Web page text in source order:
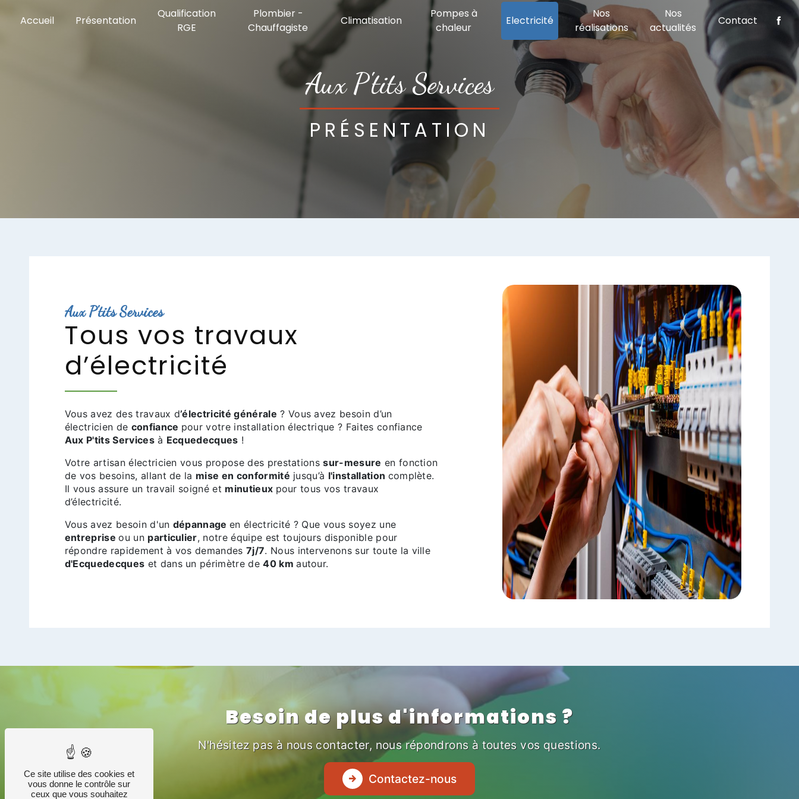
Accueil Présentation
Qualification
RGE
Plombier -
Chauffagiste
Climatisation
Pompes à
chaleur
Electricité
Nos
réalisations
Nos
actualités
Contact
Aux P'tits Services
PRÉSENTATION
Aux P'tits Services
Tous vos travaux
d’électricité
Vous avez des travaux d’électricité générale ? Vous avez besoin d’un
électricien de confiance pour votre installation électrique ? Faites confiance
Aux P'tits Servicesà Ecquedecques !
Votre artisan électricien vous propose des prestationssur-mesure en fonction
de vos besoins, allant de la mise en conformité jusqu’à l'installation complète.
Il vous assure un travail soigné et minutieux pour tous vos travaux
d’électricité.
Vous avez besoin d'un dépannageen électricité ? Que vous soyez une
entrepriseou un particulier, notre équipe est toujours disponible pour
répondre rapidement à vos demandes 7j/7. Nous intervenons sur toute la ville
d'Ecquedecques et dans un périmètre de40 kmautour.
Besoin de plus d'informations ?
N'hésitez pas à nous contacter, nous répondrons à toutes vos questions.
Contactez-nous
Ce site utilise des cookies et
vous donne le contrôle sur
ceux que vous souhaitez